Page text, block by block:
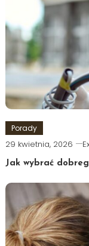
Porady
29 kwietnia, 2026
Jak wybrać